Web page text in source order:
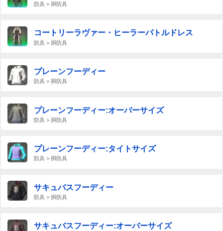
防具 > 胴防具
コートリーラヴァー・ヒーラーバトルドレス
防具 > 胴防具
プレーンフーディー
防具 > 胴防具
プレーンフーディー:オーバーサイズ
防具 > 胴防具
プレーンフーディー:タイトサイズ
防具 > 胴防具
サキュバスフーディー
防具 > 胴防具
サキュバスフーディー:オーバーサイズ